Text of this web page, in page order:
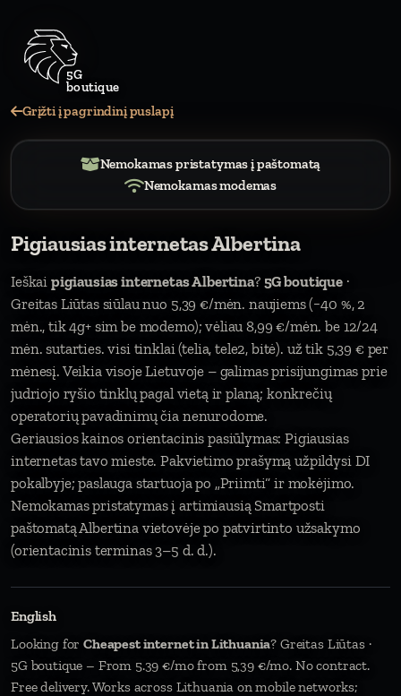
Grįžti į pagrindinį puslapį
Nemokamas pristatymas į paštomatą
Nemokamas modemas
Pigiausias internetas Albertina
Ieškai pigiausias internetas Albertina? 5G boutique·
Greitas Liūtas siūlau nuo 5,39 €/mėn. naujiems (−40 %, 2
mėn., tik 4g+ sim be modemo); vėliau 8,99 €/mėn. be 12/24
mėn. sutarties. visi tinklai (telia, tele2, bitė). už tik 5,39 € per
mėnesį. Veikia visoje Lietuvoje – galimas prisijungimas prie
judriojo ryšio tinklų pagal vietą ir planą; konkrečių
operatorių pavadinimų čia nenurodome.
Geriausios kainos orientacinis pasiūlymas: Pigiausias
internetas tavo mieste. Pakvietimo prašymą užpildysi DI
pokalbyje; paslauga startuoja po „Priimti“ ir mokėjimo.
Nemokamas pristatymas į artimiausią Smartposti
paštomatą Albertina vietovėje po patvirtinto užsakymo
(orientacinis terminas 3–5 d. d.).
English
Looking forCheapest internet in Lithuania? Greitas Liūtas ·
5G boutique – From 5.39 €/mo from 5,39 €/mo. No contract.
Free delivery. Works across Lithuania on mobile networks;